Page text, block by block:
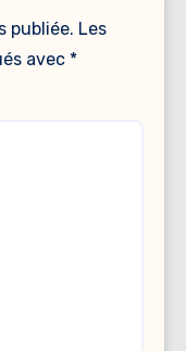
publiée. Les
avec *